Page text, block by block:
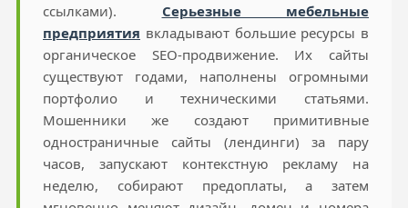
ссылками). Серьезные мебельные
предприятия вкладывают большие ресурсы в
органическое SEO-продвижение. Их сайты
существуют годами, наполнены огромными
портфолио и техническими статьями.
Мошенники же создают примитивные
одностраничные сайты (лендинги) за пару
часов, запускают контекстную рекламу на
неделю, собирают предоплаты, а затем